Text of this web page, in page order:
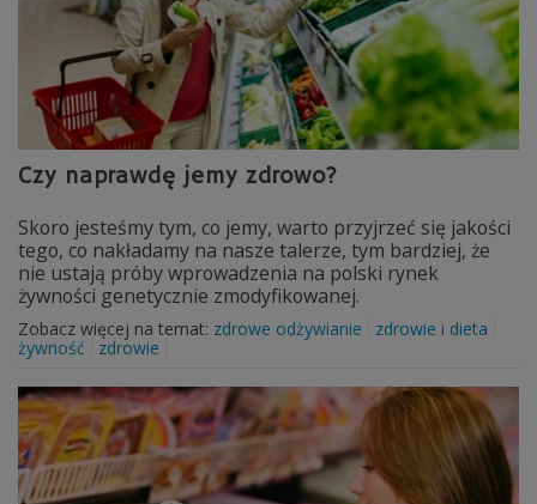
Czy naprawdę jemy zdrowo?
Skoro jesteśmy tym, co jemy, warto przyjrzeć się jakości
tego, co nakładamy na nasze talerze, tym bardziej, że
nie ustają próby wprowadzenia na polski rynek
żywności genetycznie zmodyfikowanej.
Zobacz więcej na temat: zdrowe odżywianie
zdrowie i dieta
żywność
zdrowie